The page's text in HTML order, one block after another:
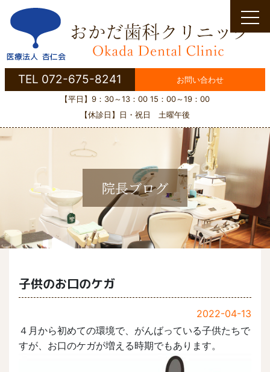
Skip
content
TEL 072-675-8241
お問い合わせ
【平日】9：30～13：00 15：00～19：00
【休診日】日・祝日 土曜午後
院長ブログ
子供のお口のケガ
2022-04-13
４月から初めての環境で、 がんばっている子供たちで
すが、お口のケガが増える時期でもあります。